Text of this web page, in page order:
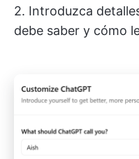
2. Introduzca
debe saber y cómo